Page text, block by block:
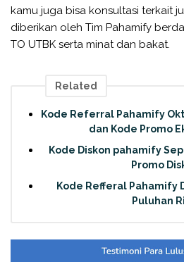
kamu juga bisa konsultasi terkait
diberikan oleh Tim Pahamify
TO UTBK serta minat dan bakat.
Related
Kode Referral Pahamify
dan Kode Promo
Kode Diskon pahamify
Promo
Kode Refferal Pahamify
Puluhan